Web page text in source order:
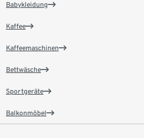
Babykleidung
Kaffee
Kaffeemaschinen
Bettwäsche
Sportgeräte
Balkonmöbel